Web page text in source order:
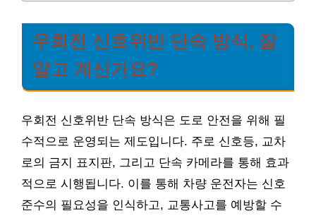
우회전 신호위반 단속 방식, 잘
알고 계신가요?
우회전 신호위반 단속 방식은 도로 안전을 위해 필
수적으로 운영되는 제도입니다. 주로 신호등, 교차
로의 금지 표지판, 그리고 단속 카메라를 통해 효과
적으로 시행됩니다. 이를 통해 차량 운전자는 신호
준수의 필요성을 인식하고, 교통사고를 예방할 수